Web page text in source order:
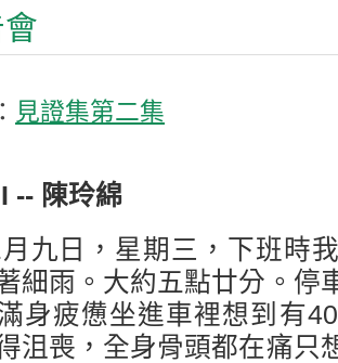
見證集第二集
-- 陳玲綿
九日，星期三，下班時
細雨。大約五點廿分。停
身疲憊坐進車裡想到有
沮喪，全身骨頭都在痛只